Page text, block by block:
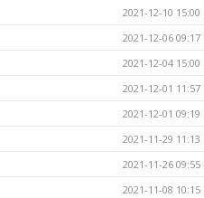
2021-12-10 15:00
2021-12-06 09:17
2021-12-04 15:00
2021-12-01 11:57
2021-12-01 09:19
2021-11-29 11:13
2021-11-26 09:55
2021-11-08 10:15